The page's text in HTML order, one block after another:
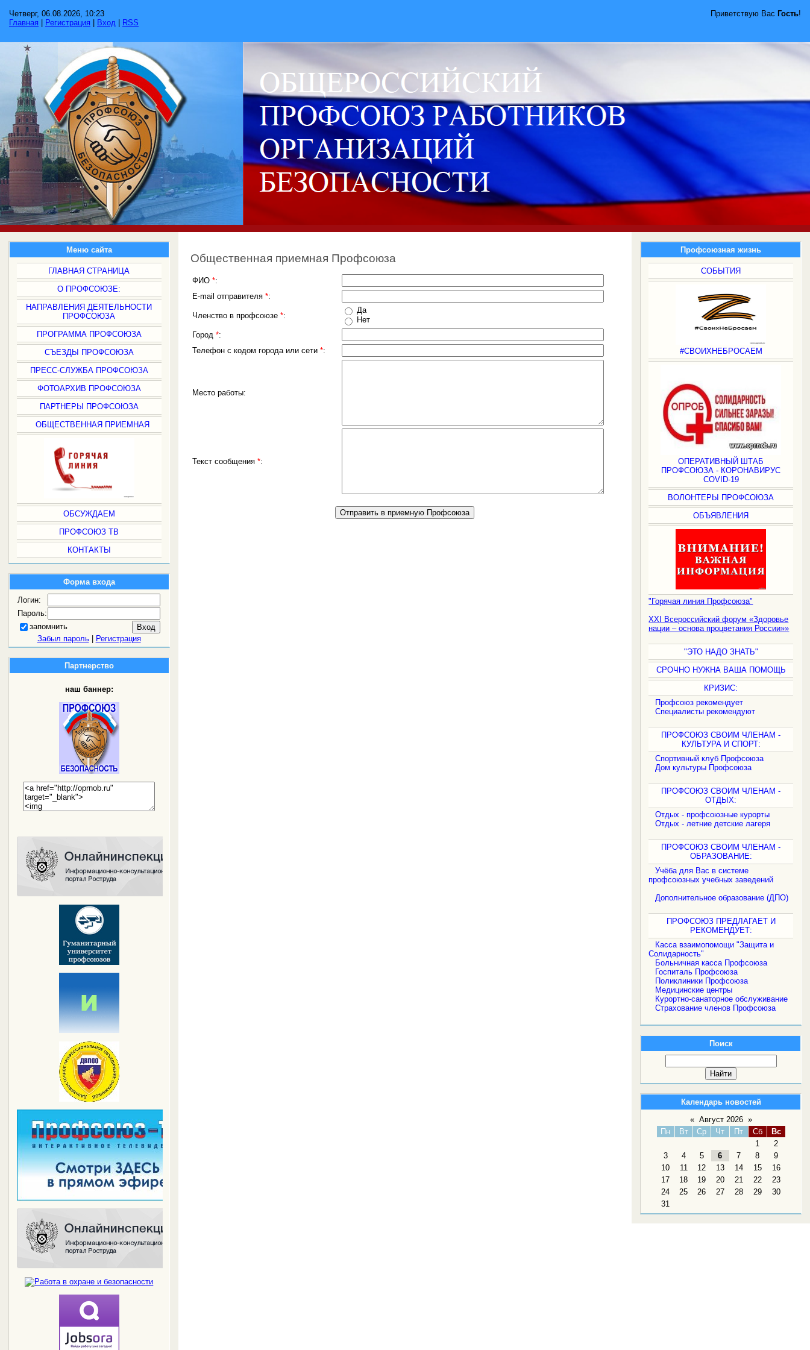
Приветствую Вас Гость!
Четверг, 06.08.2026, 10:23
Главная
Регистрация Вход RSS
Меню сайта
ГЛАВНАЯ СТРАНИЦА
О ПРОФСОЮЗЕ:
НАПРАВЛЕНИЯ ДЕЯТЕЛЬНОСТИ
ПРОФСОЮЗА
ПРОГРАММА ПРОФСОЮЗА
СЪЕЗДЫ ПРОФСОЮЗА
ПРЕСС-СЛУЖБА ПРОФСОЮЗА
ФОТОАРХИВ ПРОФСОЮЗА
ПАРТНЕРЫ ПРОФСОЮЗА
ОБЩЕСТВЕННАЯ ПРИЕМНАЯ
ОБСУЖДАЕМ
ПРОФСОЮЗ ТВ
КОНТАКТЫ
Форма входа
Логин:
Пароль:
запомнить
Забыл пароль| Регистрация
Партнерство
наш баннер:
Профсоюзная жизнь
СОБЫТИЯ
#СВОИХНЕБРОСАЕМ
ОПЕРАТИВНЫЙ ШТАБ
ПРОФСОЮЗА - КОРОНАВИРУС
COVID-19
ВОЛОНТЕРЫ ПРОФСОЮЗА
ОБЪЯВЛЕНИЯ
"Горячая линия Профсоюза"
XXI Всероссийский форум «Здоровье
нации – основа процветания России»»
"ЭТО НАДО ЗНАТЬ"
СРОЧНО НУЖНА ВАША ПОМОЩЬ
КРИЗИС:
Профсоюз рекомендует
Специалисты рекомендуют
ПРОФСОЮЗ СВОИМ ЧЛЕНАМ -
КУЛЬТУРА И СПОРТ:
Спортивный клуб Профсоюза
Дом культуры Профсоюза
ПРОФСОЮЗ СВОИМ ЧЛЕНАМ -
ОТДЫХ:
Отдых - профсоюзные курорты
Отдых - летние детские лагеря
ПРОФСОЮЗ СВОИМ ЧЛЕНАМ -
ОБРАЗОВАНИЕ:
Учёба для Вас в системе
профсоюзных учебных заведений
Дополнительное образование (ДПО)
ПРОФСОЮЗ ПРЕДЛАГАЕТ И
РЕКОМЕНДУЕТ:
Касса взаимопомощи "Защита и
Солидарность"
Больничная касса Профсоюза
Госпиталь Профсоюза
Поликлиники Профсоюза
Медицинские центры
Курортно-санаторное обслуживание
Страхование членов Профсоюза
Поиск
Календарь новостей
« Август 2026 »
Пн
Вт Ср Чт Пт Сб
Вс
1
2
3
4 5 6 7 8
9
10
11 12 13 14 15
16
17
18 19 20 21 22
23
24
25 26 27 28 29
30
31
Общественная приемная Профсоюза
ФИО*:
E-mail отправителя*:
Членство в профсоюзе*:
Да
Нет
Город*:
Телефон с кодом города или сети*:
Место работы:
Текст сообщения*: